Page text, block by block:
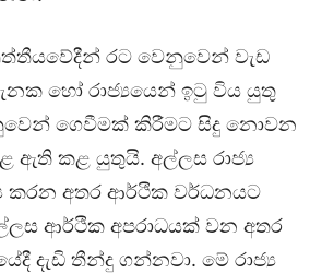
රට වෙනුවෙන් වැඩ
හෝ රාජ්‍යයෙන් ඉටු විය යුතු
ගෙවීමක් කිරීමට සිදු නොවන
ඇති කළ යුතුයි. අල්ලස රාජ්‍ය
කරන අතර ආර්ථික වර්ධනයට
ආර්ථික අපරාධයක් වන අතර
දැඩි තීන්දු ගන්නවා. මේ රාජ්‍ය